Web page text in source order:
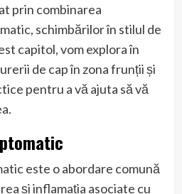
prin combinarea
schimbărilor în stilul de
capitol, vom explora în
de cap în zona frunții și
pentru a vă ajuta să vă
este o abordare comună
și inflamația asociate cu